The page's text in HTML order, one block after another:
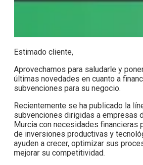
Estimado cliente,
Aprovechamos para saludarle y
últimas novedades en cuanto a
subvenciones para su negocio.
Recientemente se ha publicado la
subvenciones dirigidas a empresas
Murcia con necesidades financieras
de inversiones productivas y
ayuden a crecer, optimizar sus
mejorar su competitividad.